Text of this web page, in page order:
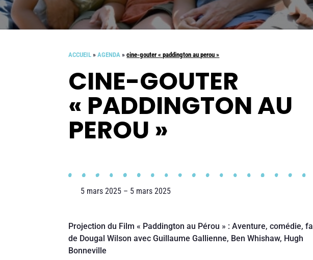
ACCUEIL »AGENDA »cine-gouter « paddington au perou »
CINE-GOUTER
« PADDINGTON AU
PEROU »
5 mars 2025 – 5 mars 2025
Projection du Film « Paddington au Pérou » : Aventure, comédie,
de Dougal Wilson avec Guillaume Gallienne, Ben Whishaw, Hugh
Bonneville